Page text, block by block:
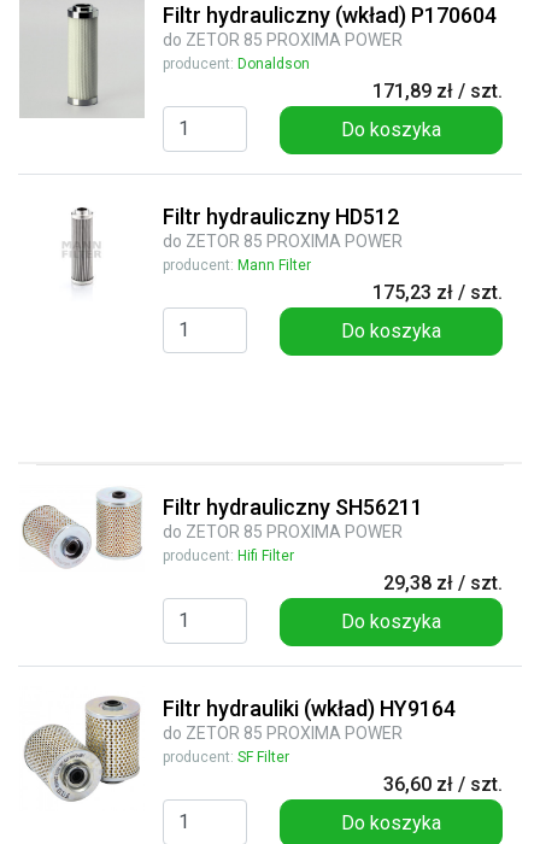
Filtr hydrauliczny (wkład) P170604
do ZETOR 85 PROXIMA POWER
producent: Donaldson
171,89 zł / szt.
Do koszyka
Filtr hydrauliczny HD512
do ZETOR 85 PROXIMA POWER
producent: Mann Filter
175,23 zł / szt.
Do koszyka
Filtr hydrauliczny SH56211
do ZETOR 85 PROXIMA POWER
producent: Hifi Filter
29,38 zł / szt.
Do koszyka
Filtr hydrauliki (wkład) HY9164
do ZETOR 85 PROXIMA POWER
producent: SF Filter
36,60 zł / szt.
Do koszyka